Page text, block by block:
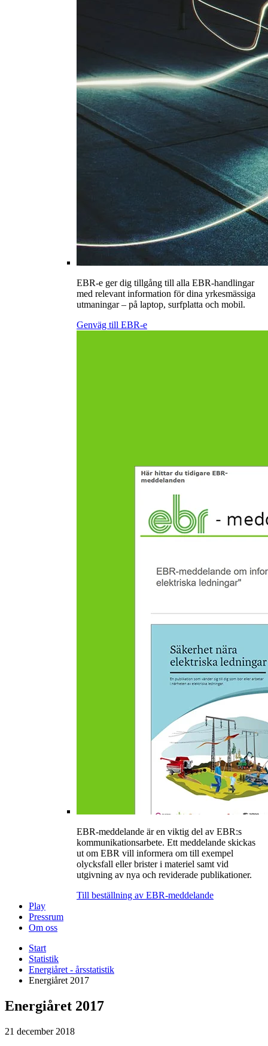
EBR-e ger dig tillgång till alla EBR-handlingar
med relevant information för dina yrkesmässiga
utmaningar – på laptop, surfplatta och mobil.
Genväg till EBR-e
EBR-meddelande är en viktig del av EBR:s
kommunikationsarbete. Ett meddelande skickas
ut om EBR vill informera om till exempel
olycksfall eller brister i materiel samt vid
utgivning av nya och reviderade publikationer.
Till beställning av EBR-meddelande
Play
Pressrum
Om oss
Start
Statistik
Energiåret - årsstatistik
Energiåret 2017
Energiåret 2017
21 december 2018